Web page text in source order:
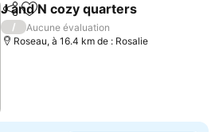
PartagerAjouter à mes favoris
J and N cozy quarters
/
Aucune évaluation
Roseau, à 16.4 km de : Rosalie